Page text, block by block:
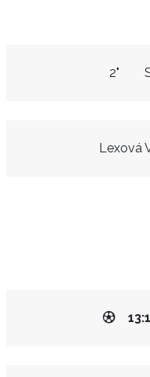
2"
Lexová